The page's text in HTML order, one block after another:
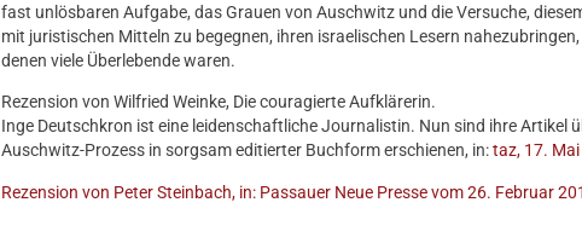
fast unlösbaren Aufgabe, das Grauen von Auschwitz und die Versuche,
mit juristischen Mitteln zu begegnen, ihren israelischen Lesern
denen viele Überlebende waren.
Rezension von Wilfried Weinke, Die couragierte Aufklärerin.
Inge Deutschkron ist eine leidenschaftliche Journalistin. Nun sind ihre Artikel
Auschwitz-Prozess in sorgsam editierter Buchform erschienen, in:taz, 17.
Rezension von Peter Steinbach, in: Passauer Neue Presse vom 26. Februar